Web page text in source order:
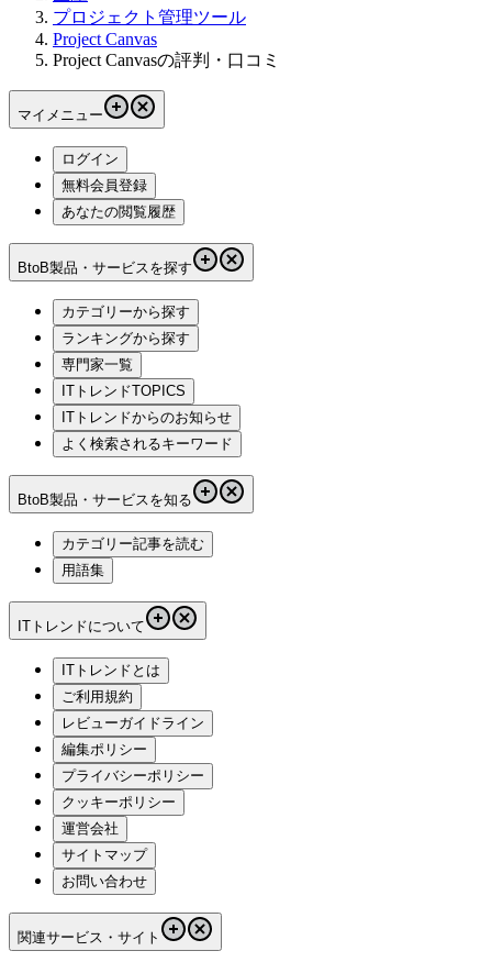
プロジェクト管理ツール
Project Canvas
Project Canvasの評判・口コミ
マイメニュー
ログイン
無料会員登録
あなたの閲覧履歴
BtoB製品・サービスを探す
カテゴリーから探す
ランキングから探す
専門家一覧
ITトレンドTOPICS
ITトレンドからのお知らせ
よく検索されるキーワード
BtoB製品・サービスを知る
カテゴリー記事を読む
用語集
ITトレンドについて
ITトレンドとは
ご利用規約
レビューガイドライン
編集ポリシー
プライバシーポリシー
クッキーポリシー
運営会社
サイトマップ
お問い合わせ
関連サービス・サイト